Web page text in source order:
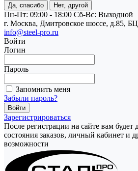
Да, спасибо Нет, другой
Пн-Пт: 09:00 - 18:00 Cб-Вс: Выходной
г. Москва, Дмитровское шоссе, д.85,
info@steel-pro.ru
Войти
Логин
Пароль
Запомнить меня
Забыли пароль?
Зарегистрироваться
После регистрации на сайте вам будет
состояния заказов, личный кабинет и
возможности